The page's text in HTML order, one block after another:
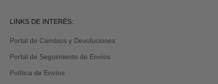
Revisa
carpeta
de
promociones
spam.
LINKS DE INTERÉS:
Portal de Cambios y Devoluciones
Portal de Seguimiento de Envíos
Política de Envíos